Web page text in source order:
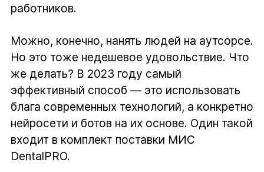
работников.
Можно, конечно, нанять людей на аутсорсе.
Но это тоже недешевое удовольствие. Что
же делать? В 2023 году самый
эффективный способ — это использовать
блага современных технологий, а конкретно
нейросети и ботов на их основе. Один такой
входит в комплект поставки МИС
DentalPRO.